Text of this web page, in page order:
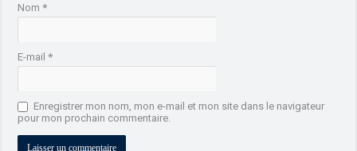
Nom*
E-mail*
Enregistrer mon nom, mon e-mail et mon site dans le navigateur
pour mon prochain commentaire.